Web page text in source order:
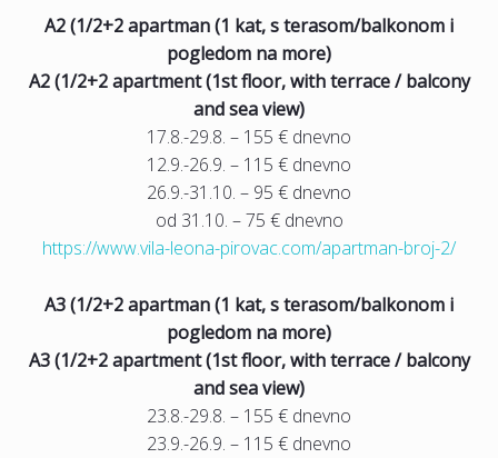
A2 (1/2+2 apartman (1 kat, s terasom/balkonom i
pogledom na more)
A2 (1/2+2 apartment (1st floor, with terrace / balcony
and sea view)
17.8.-29.8. – 155 € dnevno
12.9.-26.9. – 115 € dnevno
26.9.-31.10. – 95 € dnevno
od 31.10. – 75 € dnevno
https://www.vila-leona-pirovac.com/apartman-broj-2/
A3 (1/2+2 apartman (1 kat, s terasom/balkonom i
pogledom na more)
A3 (1/2+2 apartment (1st floor, with terrace / balcony
and sea view)
23.8.-29.8. – 155 € dnevno
23.9.-26.9. – 115 € dnevno